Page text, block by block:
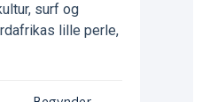
surf og
lille perle,